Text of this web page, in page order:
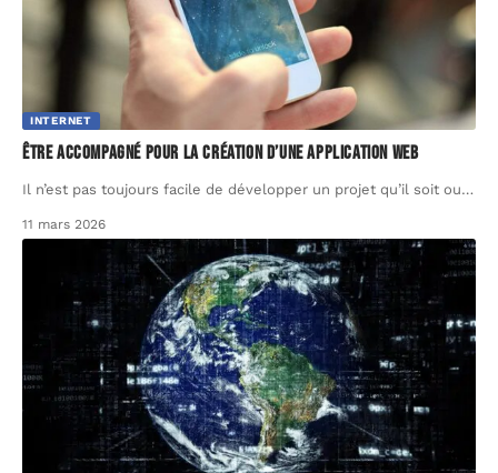
INTERNET
Être accompagné pour la création d’une application Web
Il n’est pas toujours facile de développer un projet qu’il soit ou…
11 mars 2026